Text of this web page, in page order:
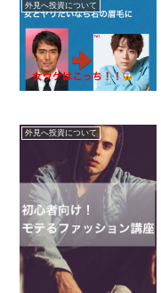
外見へ投資について
外見へ投資について